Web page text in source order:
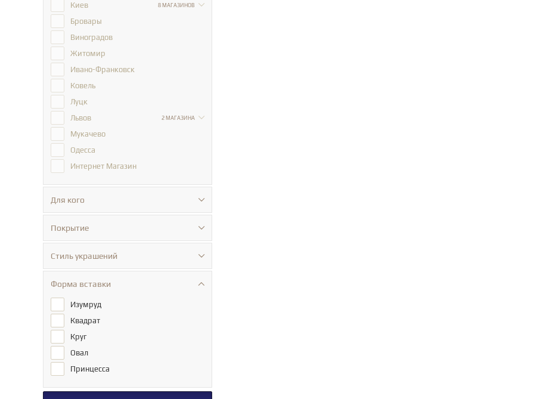
Киев 8 МАГАЗИНОВ
Бровары
Виноградов
Житомир
Ивано-Франковск
Ковель
Луцк
Львов
2 МАГАЗИНА
Мукачево
Одесса
Интернет Магазин
Для кого
Покрытие
Стиль украшений
Форма вставки
Изумруд
Квадрат
Круг
Овал
Принцесса